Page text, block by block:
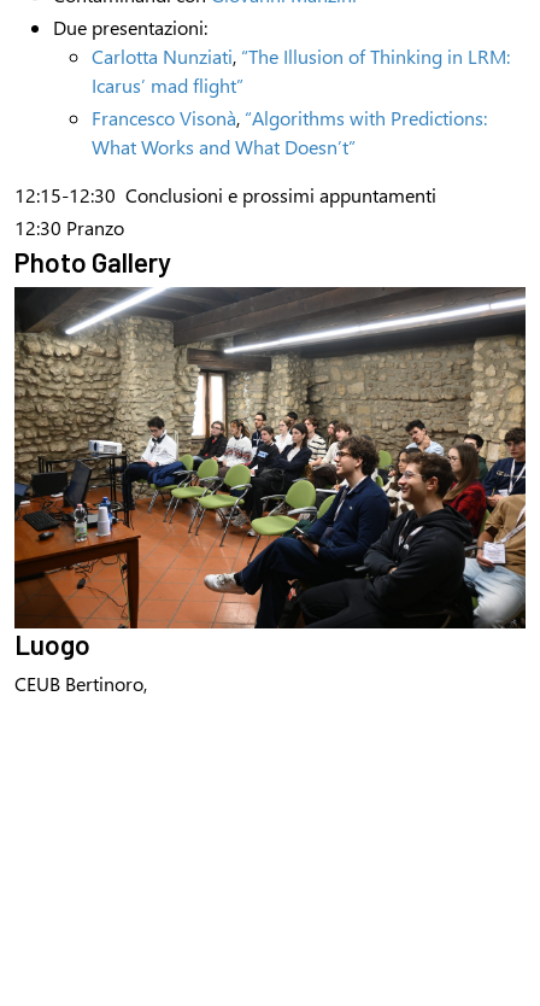
Due presentazioni:
Carlotta Nunziati, “The Illusion of Thinking in LRM:
Icarus’ mad flight”
Francesco Visonà, “Algorithms with Predictions:
What Works and What Doesn’t”
12:15-12:30 Conclusioni e prossimi appuntamenti
12:30 Pranzo
Photo Gallery
Luogo
CEUB Bertinoro,